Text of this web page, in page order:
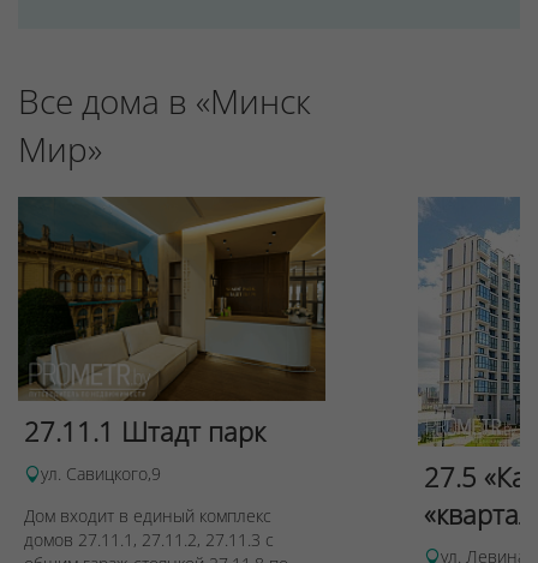
Все дома в «Минск
Мир»
27.11.1 Штадт парк
ул. Савицкого,9
Дом входит в единый комплекс
домов 27.11.1, 27.11.2, 27.11.3 с
27.5
ул. Левина,
Для обеспечения удобства пользователей сайта